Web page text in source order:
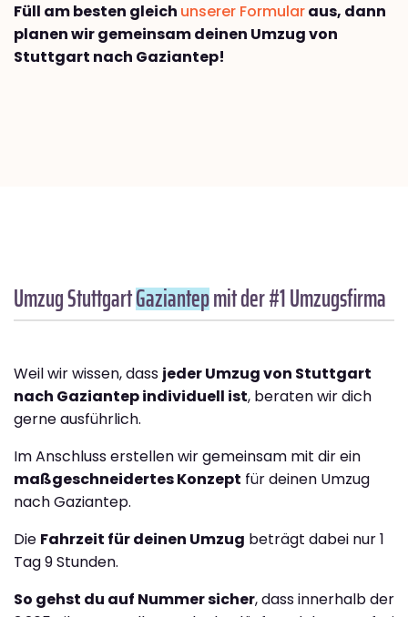
Füll am besten gleich unserer Formularaus, dann
planen wir gemeinsam deinen Umzug von
Stuttgart nach Gaziantep!
Umzug StuttgartGaziantepmit der #1 Umzugsfirma
Weil wir wissen, dass jeder Umzug von Stuttgart
nach Gaziantep individuell ist, beraten wir dich
gerne ausführlich.
Im Anschluss erstellen wir gemeinsam mit dir ein
maßgeschneidertes Konzept für deinen Umzug
nach Gaziantep.
Die Fahrzeit für deinen Umzug beträgt dabei nur 1
Tag 9 Stunden.
So gehst du auf Nummer sicher, dass innerhalb der